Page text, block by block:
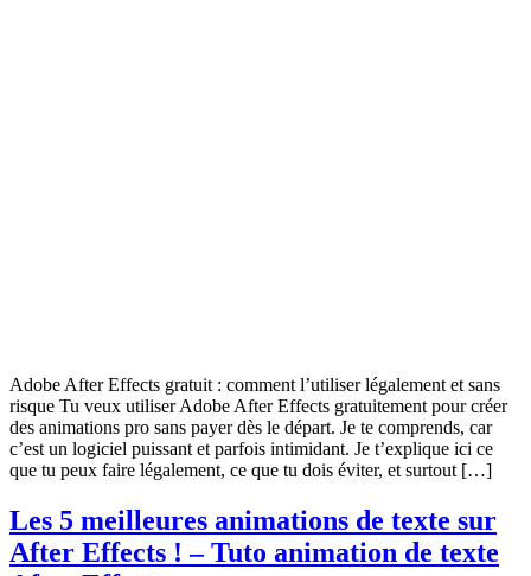
Adobe After Effects gratuit : comment l’utiliser légalement et sans
risque Tu veux utiliser Adobe After Effects gratuitement pour créer
des animations pro sans payer dès le départ. Je te comprends, car
c’est un logiciel puissant et parfois intimidant. Je t’explique ici ce
que tu peux faire légalement, ce que tu dois éviter, et surtout […]
Les 5 meilleures animations de texte sur
After Effects ! – Tuto animation de texte